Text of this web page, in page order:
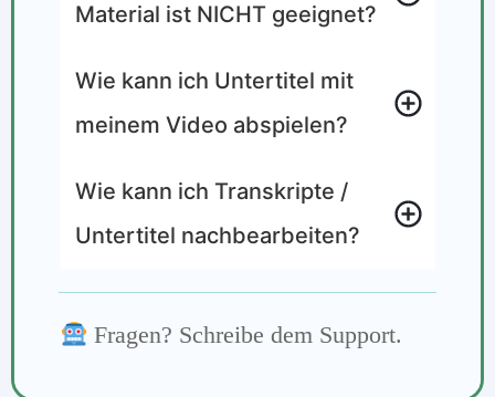
Material ist NICHT geeignet?
Wie kann ich Untertitel mit
meinem Video abspielen?
Wie kann ich Transkripte /
Untertitel nachbearbeiten?
Fragen? Schreibe dem Support.